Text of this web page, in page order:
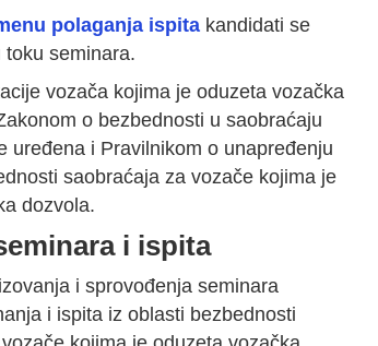
polaganja ispita kandidati se
seminara.
vozača kojima je oduzeta vozačka
o bezbednosti u saobraćaju
uređena i Pravilnikom o unapređenju
saobraćaja za vozače kojima je
dozvola.
i ispita
i sprovođenja seminara
i ispita iz oblasti bezbednosti